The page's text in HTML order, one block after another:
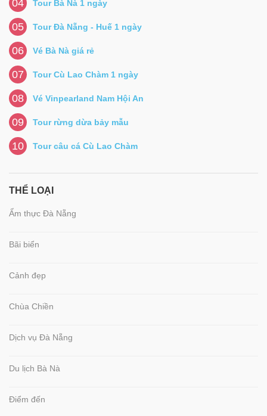
04 Tour Bà Nà 1 ngày
05 Tour Đà Nẵng - Huế 1 ngày
06 Vé Bà Nà giá rẻ
07 Tour Cù Lao Chàm 1 ngày
08 Vé Vinpearland Nam Hội An
09 Tour rừng dừa bảy mẫu
10 Tour câu cá Cù Lao Chàm
THỂ LOẠI
Ẩm thực Đà Nẵng
Bãi biển
Cảnh đẹp
Chùa Chiền
Dịch vụ Đà Nẵng
Du lịch Bà Nà
Điểm đến